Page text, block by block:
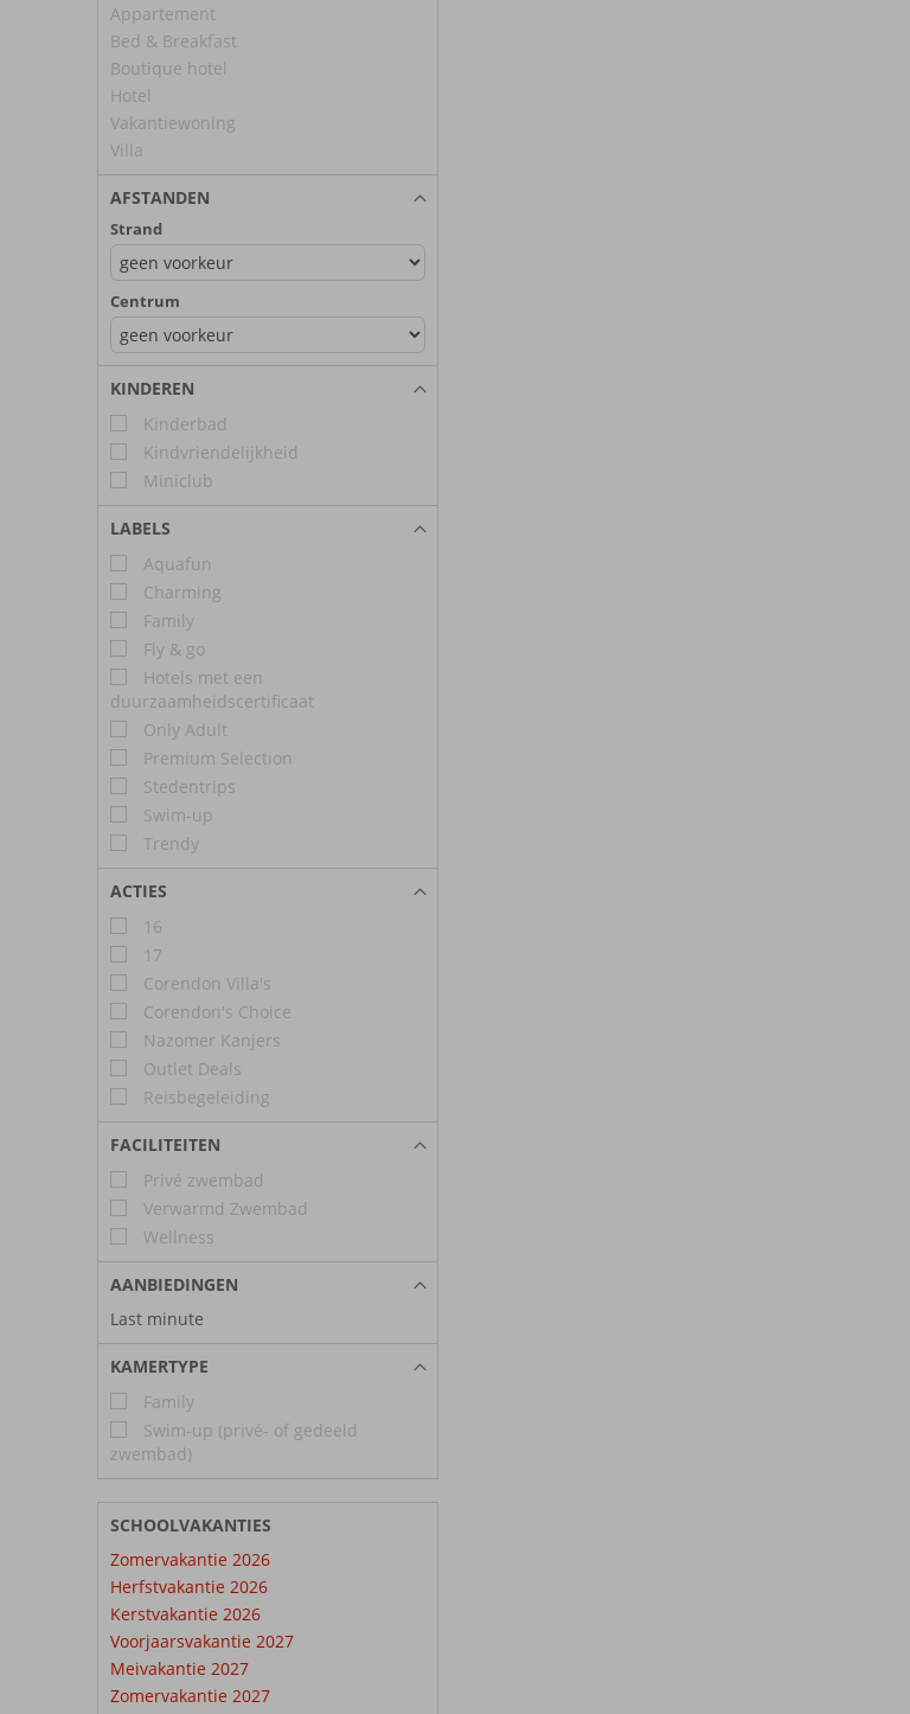
Appartement
Bed & Breakfast
Boutique hotel
Hotel
Vakantiewoning
Villa
AFSTANDEN
Strand
Centrum
KINDEREN
Kinderbad
Kindvriendelijkheid
Miniclub
LABELS
Aquafun
Charming
Family
Fly & go
Hotels met een
duurzaamheidscertificaat
Only Adult
Premium Selection
Stedentrips
Swim-up
Trendy
ACTIES
16
17
Corendon Villa's
Corendon's Choice
Nazomer Kanjers
Outlet Deals
Reisbegeleiding
FACILITEITEN
Privé zwembad
Verwarmd Zwembad
Wellness
AANBIEDINGEN
Last minute
KAMERTYPE
Family
Swim-up (privé- of gedeeld
zwembad)
SCHOOLVAKANTIES
Zomervakantie 2026
Herfstvakantie 2026
Kerstvakantie 2026
Voorjaarsvakantie 2027
Meivakantie 2027
Zomervakantie 2027